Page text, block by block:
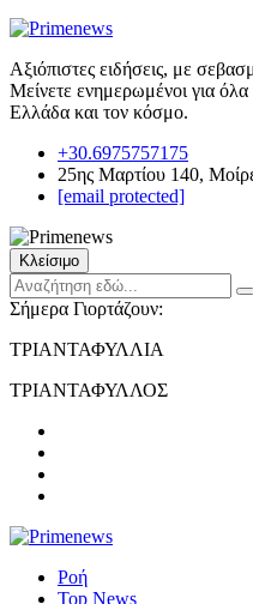
Αξιόπιστες ειδήσεις, με
Μείνετε ενημερωμένοι για
Ελλάδα και τον κόσμο.
+30.6975757175
25ης Μαρτίου 140,
[email protected]
Κλείσιμο
Σήμερα Γιορτάζουν:
ΤΡΙΑΝΤΑΦΥΛΛΙΑ
ΤΡΙΑΝΤΑΦΥΛΛΟΣ
Ροή
Top News